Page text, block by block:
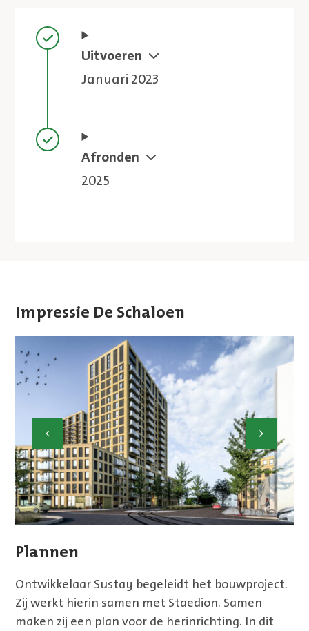
Stap voltooid
Uitvoeren
Januari 2023
Stap voltooid
Afronden
2025
Impressie De Schaloen
Previous Next
Plannen
Ontwikkelaar Sustay begeleidt het bouwproject.
Zij werkt hierin samen met Staedion. Samen
maken zij een plan voor de herinrichting. In dit